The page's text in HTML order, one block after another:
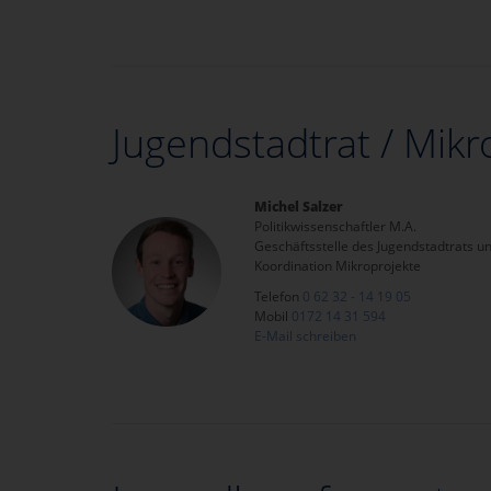
Jugendstadtrat /
Michel Salzer
Politikwissenschaftler M.A.
Geschäftsstelle des Jugendstadtrats
Koordination Mikroprojekte
Telefon 0 62 32 - 14 19 05
Mobil 0172 14 31 594
E-Mail schreiben